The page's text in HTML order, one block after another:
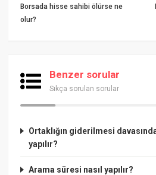
Borsada hisse sahibi ölürse ne
olur?
Benzer sorular
Sıkça sorulan sorular
Ortaklığın giderilmesi
yapılır?
Arama süresi nasıl yapılır?